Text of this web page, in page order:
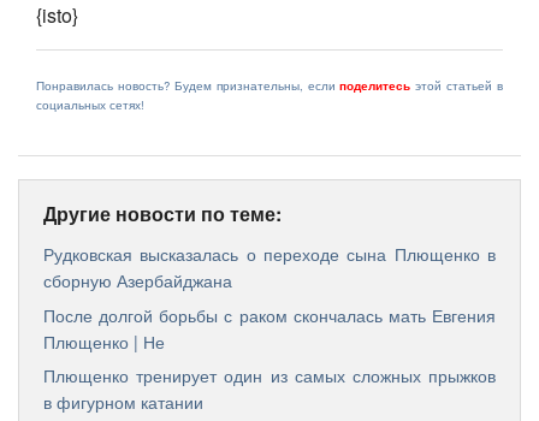
{isto}
Понравилась новость? Будем признательны, еслиподелитесь этой статьей в
социальных сетях!
Другие новости по теме:
Рудковская высказалась о переходе сына Плющенко в
сборную Азербайджана
После долгой борьбы с раком скончалась мать Евгения
Плющенко | Не
Плющенко тренирует один из самых сложных прыжков
в фигурном катании